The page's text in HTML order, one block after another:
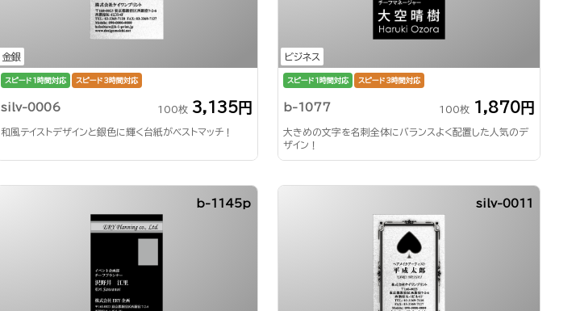
金銀
スピード1時間対応 スピード3時間対応
silv-0006 100枚 3,135円
和風テイストデザインと銀色に輝く台紙がベストマッチ！
ビジネス
スピード1時間対応 スピード3時間対応
b-1077 100枚 1,870円
大きめの文字を名刺全体にバランスよく配置した人気のデ
ザイン！
b-1145p silv-0011